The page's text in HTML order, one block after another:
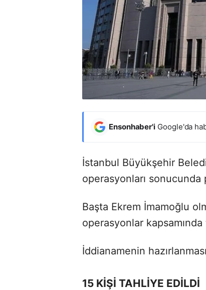
Ensonhaber'i Google'da
İstanbul Büyükşehir
operasyonları sonucunda
Başta Ekrem İmamoğlu
operasyonlar kapsamında
İddianamenin
15 KİŞİ TAHLİYE EDİLDİ